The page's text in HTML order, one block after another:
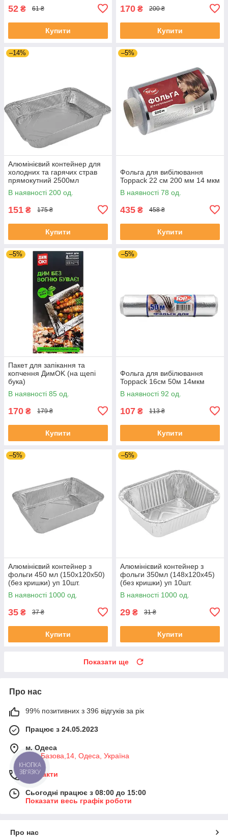
52 ₴ 61 ₴
Купити
170 ₴ 200 ₴
Купити
–14%
Алюмінієвий контейнер для
холодних та гарячих страв
прямокутний 2500мл
(323х265х48) ( без кришки)
уп 10шт.
В наявності 200 од.
151 ₴ 175 ₴
Купити
–5%
Фольга для вибілювання
Toppack 22 см 200 мм 14 мкм
В наявності 78 од.
435 ₴ 458 ₴
Купити
–5%
Пакет для запікання та
копчення ДимOK (на щепі
бука)
В наявності 85 од.
170 ₴ 179 ₴
Купити
–5%
Фольга для вибілювання
Toppack 16см 50м 14мкм
В наявності 92 од.
107 ₴ 113 ₴
Купити
–5%
Алюмінієвий контейнер з
фольги 450 мл (150х120х50)
(без кришки) уп 10шт.
В наявності 1000 од.
35 ₴ 37 ₴
Купити
–5%
Алюмінієвий контейнер з
фольги 350мл (148х120х45)
(без кришки) уп 10шт.
В наявності 1000 од.
29 ₴ 31 ₴
Купити
Показати ще
Про нас
99% позитивних з 396 відгуків за рік
Працює з 24.05.2023
м. Одеса
вул. Базова,14, Одеса, Україна
Контакти
Сьогодні працює з 08:00 до 15:00
Показати весь графік роботи
Про нас
КНОПКА
ЗВ'ЯЗКУ